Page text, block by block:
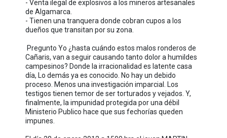
- Venta ilegal de explosivos a los mineros artesanales
de Algamarca.
- Tienen una tranquera donde cobran cupos a los
dueños que transitan por su zona.
Pregunto Yo ¿hasta cuándo estos malos ronderos de
Cañaris, van a seguir causando tanto dolor a humildes
campesinos? Donde la irracionalidad es latente casa
día, Lo demás ya es conocido. No hay un debido
proceso. Menos una investigación imparcial. Los
testigos tienen temor de ser torturados y vejados. Y,
finalmente, la impunidad protegida por una débil
Ministerio Publico hace que sus fechorías queden
impunes.